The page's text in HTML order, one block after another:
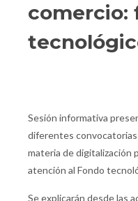
comercio:
Sesión informativa
diferentes convocatorias
materia de digitalización
atención al Fondo
Se explicarán desde las